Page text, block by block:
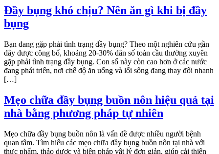
Đầy bụng khó chịu? Nên ăn gì khi bị đầy
bụng
Bạn đang gặp phải tình trạng đầy bụng? Theo một nghiên cứu gần
đây được công bố, khoảng 20-30% dân số toàn cầu thường xuyên
gặp phải tình trạng đầy bụng. Con số này còn cao hơn ở các nước
đang phát triển, nơi chế độ ăn uống và lối sống đang thay đổi nhanh
[…]
Mẹo chữa đầy bụng buồn nôn hiệu quả tại
nhà bằng phương pháp tự nhiên
Mẹo chữa đầy bụng buồn nôn là vấn đề được nhiều người bệnh
quan tâm. Tìm hiểu các mẹo chữa đầy bụng buồn nôn tại nhà với
thực phẩm, thảo dược và biện pháp vật lý đơn giản, giúp cải thiện